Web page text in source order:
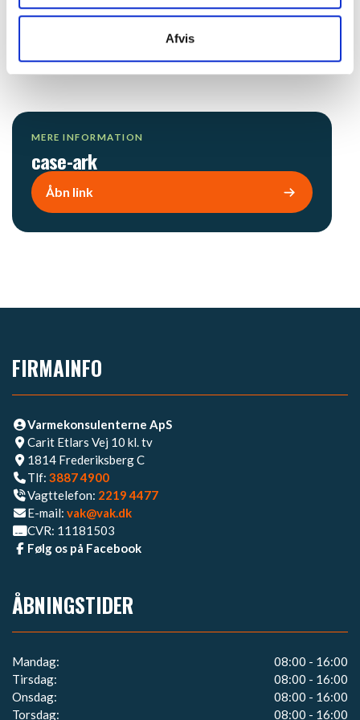
Afvis
i 2-trins returkobling til ekstra køling af fjernvarmen.
MERE INFORMATION
case-ark​
Åbn link
FIRMAINFO
Varmekonsulenterne ApS
Carit Etlars Vej 10 kl. tv
1814 Frederiksberg C
Tlf: 3887 4900
Vagttelefon: 2219 4477​
E-mail: vak@vak.dk
CVR: 11181503
Følg os på Facebook
ÅBNINGSTIDER
Mandag:
08:00 - 16:00
Tirsdag:
08:00 - 16:00
Onsdag:
08:00 - 16:00
Torsdag:
08:00 - 16:00